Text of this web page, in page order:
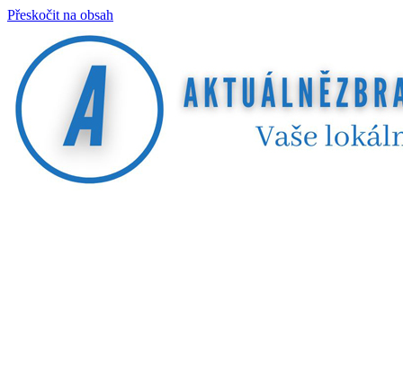
Přeskočit na obsah